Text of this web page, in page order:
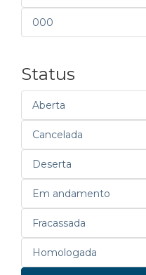
000
Status
Aberta
Cancelada
Deserta
Em andamento
Fracassada
Homologada